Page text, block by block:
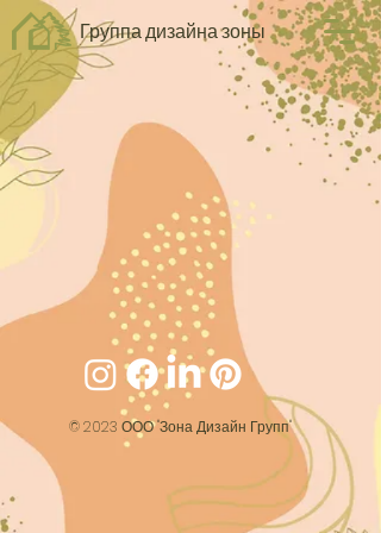
Группа дизайна зоны
© 2023 ООО "Зона Дизайн Групп"